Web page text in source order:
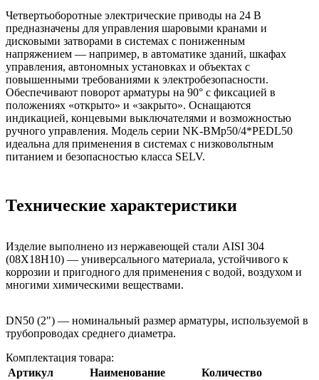
Четвертьоборотные электрические приводы на 24 В
предназначены для управления шаровыми кранами и
дисковыми затворами в системах с пониженным
напряжением — например, в автоматике зданий, шкафах
управления, автономных установках и объектах с
повышенными требованиями к электробезопасности.
Обеспечивают поворот арматуры на 90° с фиксацией в
положениях «открыто» и «закрыто». Оснащаются
индикацией, концевыми выключателями и возможностью
ручного управления. Модель серии NK-BMp50/4*PEDL50
идеальна для применения в системах с низковольтным
питанием и безопасностью класса SELV.
Технические характеристики
Изделие выполнено из нержавеющей стали AISI 304
(08Х18Н10) — универсального материала, устойчивого к
коррозии и пригодного для применения с водой, воздухом и
многими химическими веществами.
DN50 (2") — номинальный размер арматуры, используемой в
трубопроводах среднего диаметра.
Комплектация товара:
Артикул
Наименование Количество